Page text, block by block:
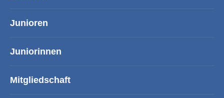
Junioren
Juniorinnen
Mitgliedschaft